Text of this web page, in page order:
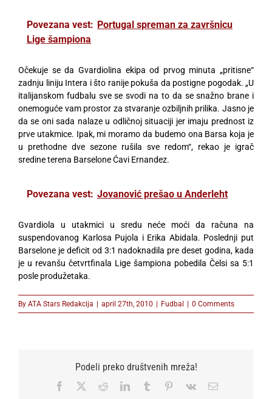
Povezana vest: Portugal spreman za završnicu
Lige šampiona
Očekuje se da Gvardiolina ekipa od prvog minuta „pritisne“
zadnju liniju Intera i što ranije pokuša da postigne pogodak. „U
italijanskom fudbalu sve se svodi na to da se snažno brane i
onemoguće vam prostor za stvaranje ozbiljnih prilika. Jasno je
da se oni sada nalaze u odličnoj situaciji jer imaju prednost iz
prve utakmice. Ipak, mi moramo da budemo ona Barsa koja je
u prethodne dve sezone rušila sve redom“, rekao je igrač
sredine terena Barselone Ćavi Ernandez.
Povezana vest: Jovanović prešao u Anderleht
Gvardiola u utakmici u sredu neće moći da računa na
suspendovanog Karlosa Pujola i Erika Abidala. Poslednji put
Barselone je deficit od 3:1 nadoknadila pre deset godina, kada
je u revanšu četvrtfinala Lige šampiona pobedila Čelsi sa 5:1
posle produžetaka.
By ATA Stars Redakcija april 27th, 2010 Fudbal 0 Comments
Podeli preko društvenih mreža!
Facebook RedditLinkedInTumblr Pinterest
Vk Email